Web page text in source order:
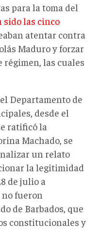
para la toma del
sido las cinco
atentar contra
Maduro y forzar
régimen, las cuales
Departamento de
desde el
ratificó la
Machado, se
un relato
la legitimidad
de julio a
fueron
de Barbados, que
constitucionales y